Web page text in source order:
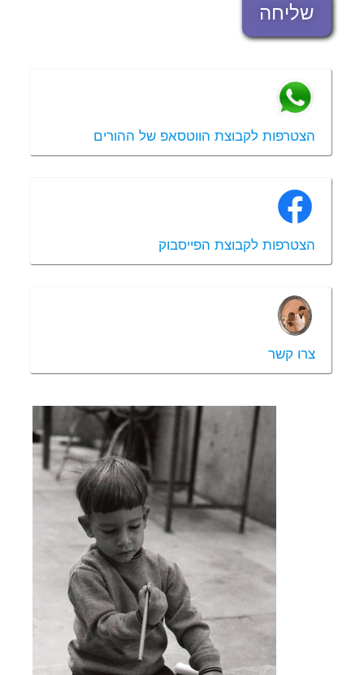
שליחה
הצטרפות לקבוצת הווטסאפ של ההורים
הצטרפות לקבוצת הפייסבוק
צרו קשר